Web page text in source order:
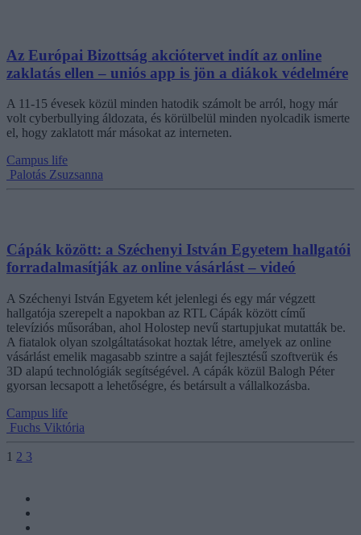
Az Európai Bizottság akciótervet indít az online
zaklatás ellen – uniós app is jön a diákok védelmére
A 11-15 évesek közül minden hatodik számolt be arról, hogy már
volt cyberbullying áldozata, és körülbelül minden nyolcadik ismerte
el, hogy zaklatott már másokat az interneten.
Campus life
Palotás Zsuzsanna
Cápák között: a Széchenyi István Egyetem hallgatói
forradalmasítják az online vásárlást – videó
A Széchenyi István Egyetem két jelenlegi és egy már végzett
hallgatója szerepelt a napokban az RTL Cápák között című
televíziós műsorában, ahol Holostep nevű startupjukat mutatták be.
A fiatalok olyan szolgáltatásokat hoztak létre, amelyek az online
vásárlást emelik magasabb szintre a saját fejlesztésű szoftverük és
3D alapú technológiák segítségével. A cápák közül Balogh Péter
gyorsan lecsapott a lehetőségre, és betársult a vállalkozásba.
Campus life
Fuchs Viktória
1 2 3